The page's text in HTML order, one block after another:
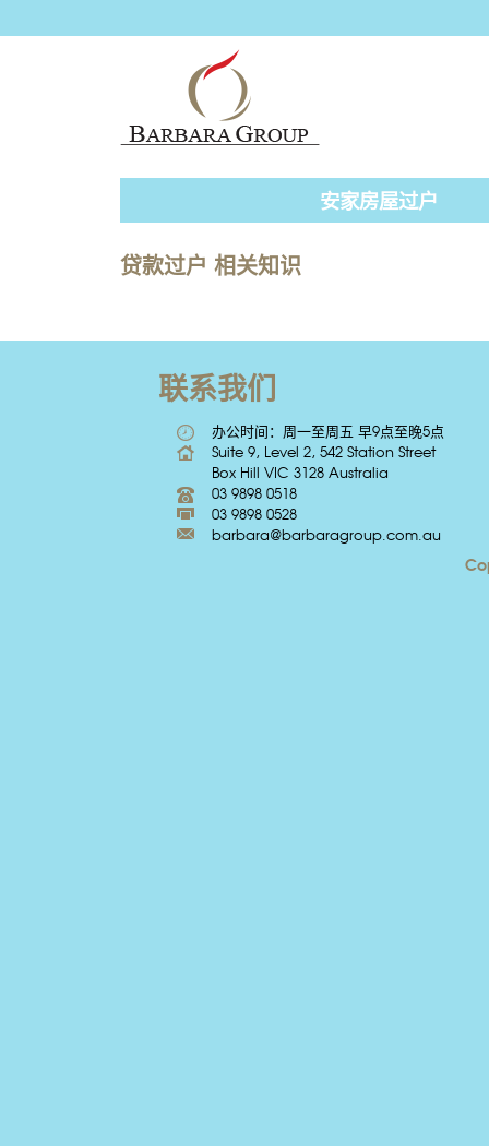
安家房屋过户
贷款过户 相关知识
联系我们
办公时间：周一至周五 早9点至晚5点
Suite 9, Level 2, 542 Station Street
Box Hill VIC 3128 Australia
03 9898 0518
03 9898 0528
barbara@barbaragroup.com.au